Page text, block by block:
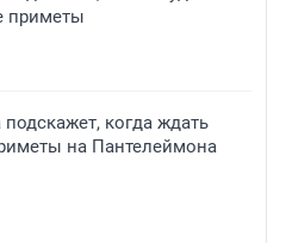
приметы
подскажет, когда ждать
на Пантелеймона